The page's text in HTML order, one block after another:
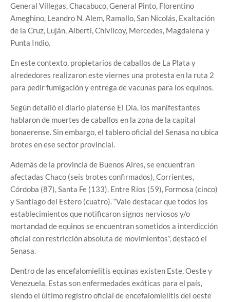
General Villegas, Chacabuco, General Pinto, Florentino
Ameghino, Leandro N. Alem, Ramallo, San Nicolás, Exaltación
de la Cruz, Luján, Alberti, Chivilcoy, Mercedes, Magdalena y
Punta Indio.
En este contexto, propietarios de caballos de La Plata y
alrededores realizaron este viernes una protesta en la ruta 2
para pedir fumigación y entrega de vacunas para los equinos.
Según detalló el diario platense El Día, los manifestantes
hablaron de muertes de caballos en la zona de la capital
bonaerense. Sin embargo, el tablero oficial del Senasa no ubica
brotes en ese sector provincial.
Además de la provincia de Buenos Aires, se encuentran
afectadas Chaco (seis brotes confirmados), Corrientes,
Córdoba (87), Santa Fe (133), Entre Ríos (59), Formosa (cinco)
y Santiago del Estero (cuatro). “Vale destacar que todos los
establecimientos que notificaron signos nerviosos y/o
mortandad de equinos se encuentran sometidos a interdicción
oficial con restricción absoluta de movimientos”, destacó el
Senasa.
Dentro de las encefalomielitis equinas existen Este, Oeste y
Venezuela. Estas son enfermedades exóticas para el país,
siendo el último registro oficial de encefalomielitis del oeste